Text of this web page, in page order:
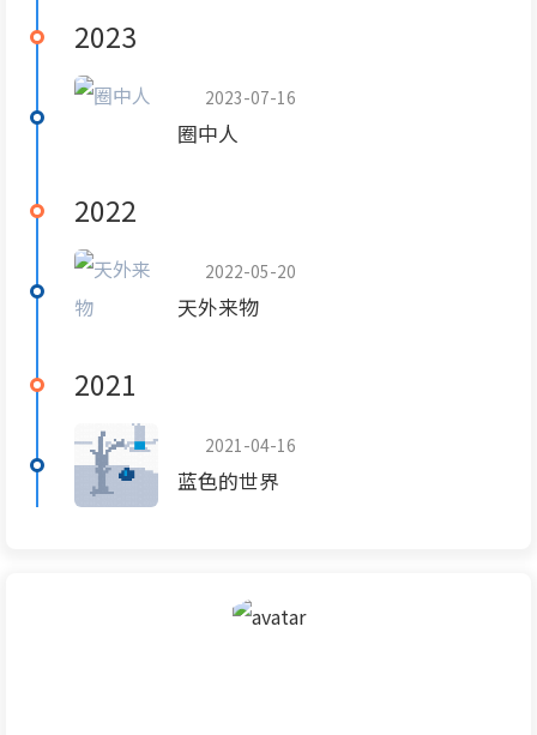
2023
2023-07-16
圈中人
2022
2022-05-20
天外来物
2021
2021-04-16
蓝色的世界